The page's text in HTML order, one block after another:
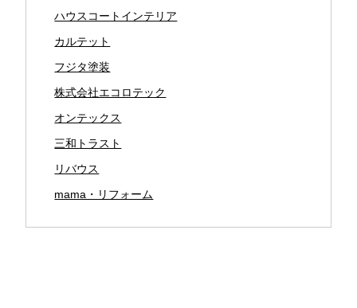
ハウスコートインテリア
カルテット
フジタ塗装
株式会社エコロテック
オンテックス
三和トラスト
リバウス
mama・リフォーム